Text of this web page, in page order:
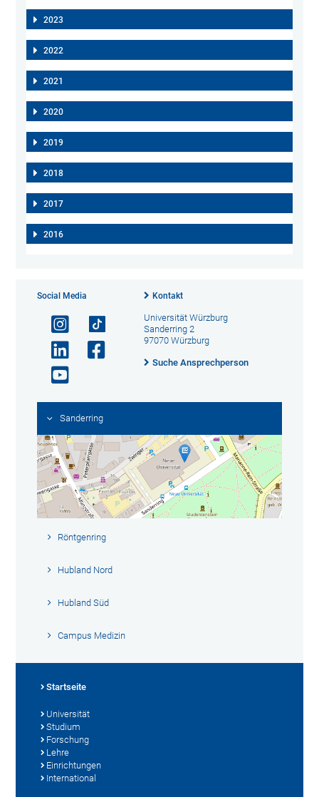
2023
2022
2021
2020
2019
2018
2017
2016
Social Media Kontakt
Universität Würzburg
Sanderring 2
97070 Würzburg
Suche Ansprechperson
Sanderring
Röntgenring
Hubland Nord
Hubland Süd
Campus Medizin
Startseite
Universität
Studium
Forschung
Lehre
Einrichtungen
International